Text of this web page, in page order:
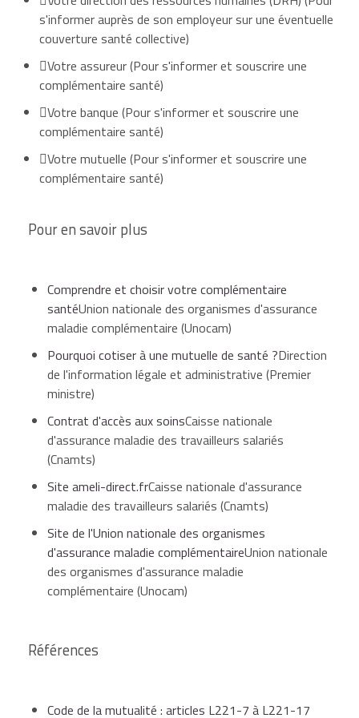
Honorairesdu médecin
modérateur
Médicaments
Médicaments
à SMR
(remboursés
à 65 %)
modérateur
Franchise
Médicaments
à SMR
modéré et
faible
(remboursés
Pas
d'obligation
de prise en
s'informer auprès de son employeur sur une éventuelle
couverture santé collective)
Votre assureur(Pour s'informer et souscrire une
complémentaire santé)
Votre banque (Pour s'informer et souscrire une
complémentaire santé)
Votre mutuelle (Pour s'informer et souscrire une
complémentaire santé)
Pour en savoir plus
Comprendre et choisir votre complémentaire
santéUnion nationale des organismes d'assurance
maladie complémentaire (Unocam)
Pourquoi cotiser à une mutuelle de santé ?Direction
de l'information légale et administrative (Premier
ministre)
Contrat d'accès aux soinsCaisse nationale
d'assurance maladie des travailleurs salariés
(Cnamts)
Site ameli-direct.frCaisse nationale d'assurance
maladie des travailleurs salariés (Cnamts)
Site de l'Union nationale des organismes
d'assurance maladie complémentaireUnion nationale
des organismes d'assurance maladie
complémentaire (Unocam)
Références
Code de la mutualité : articles L221-7 à L221-17